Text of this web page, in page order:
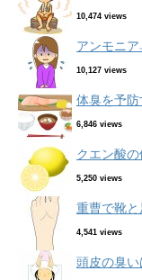
10,474 views
アンモニ
10,127 views
体臭を予
6,846 views
クエン酸
5,250 views
重曹で靴
4,541 views
頭皮の臭